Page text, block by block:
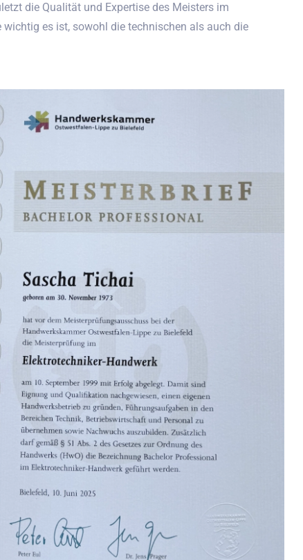
die Qualität und Expertise des Meisters im
es ist, sowohl die technischen als auch die